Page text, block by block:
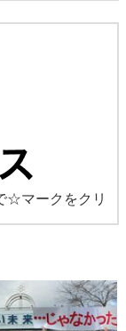
☆マークをクリ